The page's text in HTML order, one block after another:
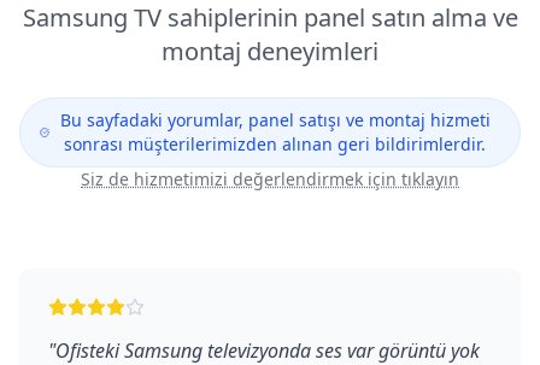
Samsung TV sahiplerinin panel satın alma ve
montaj deneyimleri
Bu sayfadaki yorumlar, panel satışı ve montaj hizmeti
sonrası müşterilerimizden alınan geri bildirimlerdir.
Siz de hizmetimizi değerlendirmek için tıklayın
"Ofisteki Samsung televizyonda ses var görüntü yok